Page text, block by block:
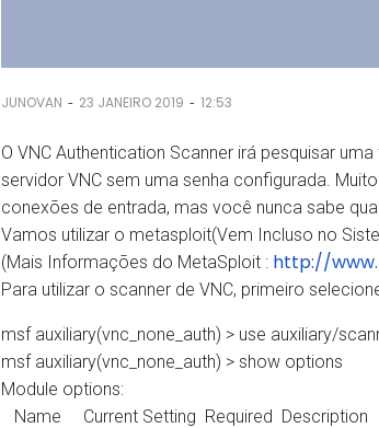
JUNOVAN - 23 JANEIRO 2019 - 12:53
O VNC Authentication Scanner irá pesquisar
servidor VNC sem uma senha configurada.
conexões de entrada, mas você nunca sabe
Vamos utilizar o metasploit(Vem Incluso no
(Mais Informações do MetaSploit : http://
Para utilizar o scanner de VNC, primeiro
msf auxiliary(vnc_none_auth) > use auxiliary/
msf auxiliary(vnc_none_auth) > show options
Module options:
Name Current Setting Required Description